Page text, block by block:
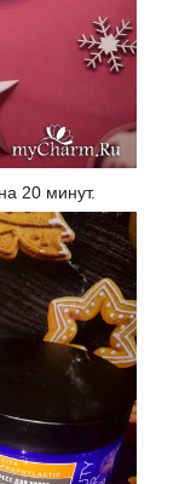
20 минут.